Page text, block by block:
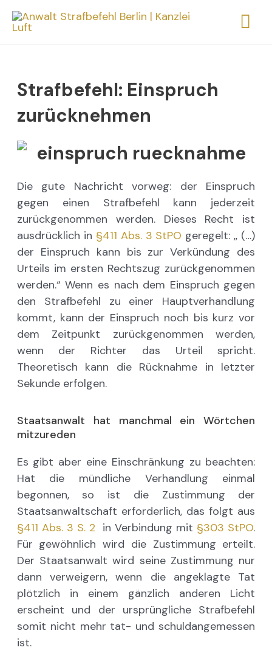
Zum
Inhalt
springen
Strafbefehl: Einspruch
zurücknehmen
Die gute Nachricht vorweg: der Einspruch
gegen einen Strafbefehl kann jederzeit
zurückgenommen werden. Dieses Recht ist
ausdrücklich in §411 Abs. 3 StPO geregelt: ,, (…)
der Einspruch kann bis zur Verkündung des
Urteils im ersten Rechtszug zurückgenommen
werden.“ Wenn es nach dem Einspruch gegen
den Strafbefehl zu einer Hauptverhandlung
kommt, kann der Einspruch noch bis kurz vor
dem Zeitpunkt zurückgenommen werden,
wenn der Richter das Urteil spricht.
Theoretisch kann die Rücknahme in letzter
Sekunde erfolgen.
Staatsanwalt hat manchmal ein Wörtchen
mitzureden
Es gibt aber eine Einschränkung zu beachten:
Hat die mündliche Verhandlung einmal
begonnen, so ist die Zustimmung der
Staatsanwaltschaft erforderlich, das folgt aus
§411 Abs. 3 S. 2 in Verbindung mit §303 StPO.
Für gewöhnlich wird die Zustimmung erteilt.
Der Staatsanwalt wird seine Zustimmung nur
dann verweigern, wenn die angeklagte Tat
plötzlich in einem gänzlich anderen Licht
erscheint und der ursprüngliche Strafbefehl
somit nicht mehr tat- und schuldangemessen
ist.